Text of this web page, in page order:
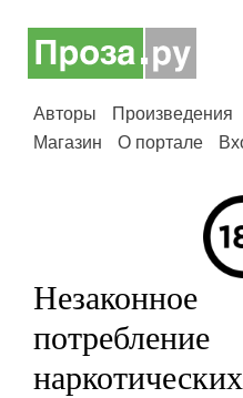
Авторы Произведения
Магазин
О портале
Незаконное
потребление
наркотических